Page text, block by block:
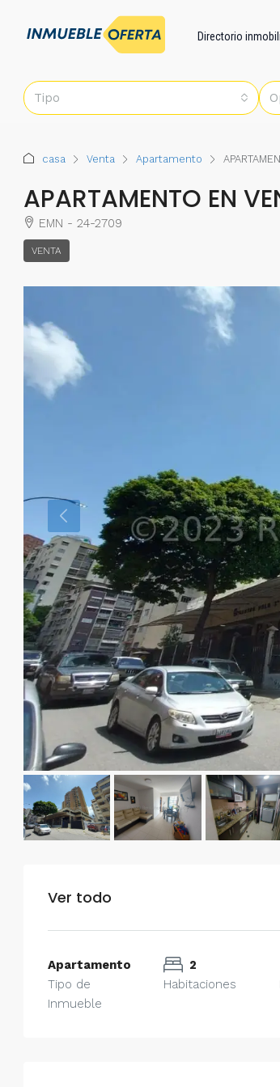
Directorio
Tipo
casa Venta Apartamento
APARTAMENTO EN
EMN - 24-2709
VENTA
Ver todo
Apartamento
Tipo de
Inmueble
2
Habitaciones